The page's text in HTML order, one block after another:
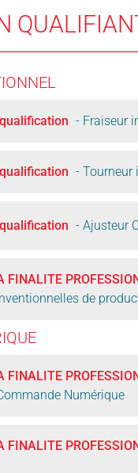
- Fraiseur
- Tourneur
- Ajusteur
FINALITE
de
FINALITE
Numérique
FINALITE